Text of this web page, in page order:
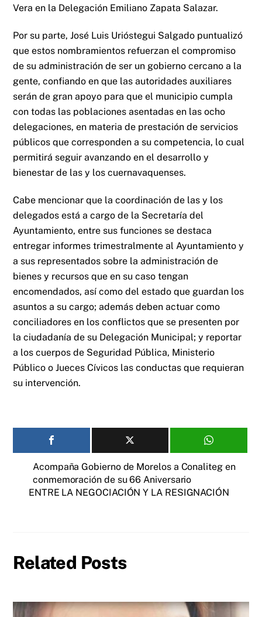
Vera en la Delegación Emiliano Zapata Salazar.
Por su parte, José Luis Urióstegui Salgado puntualizó
que estos nombramientos refuerzan el compromiso
de su administración de ser un gobierno cercano a la
gente, confiando en que las autoridades auxiliares
serán de gran apoyo para que el municipio cumpla
con todas las poblaciones asentadas en las ocho
delegaciones, en materia de prestación de servicios
públicos que corresponden a su competencia, lo cual
permitirá seguir avanzando en el desarrollo y
bienestar de las y los cuernavaquenses.
Cabe mencionar que la coordinación de las y los
delegados está a cargo de la Secretaría del
Ayuntamiento, entre sus funciones se destaca
entregar informes trimestralmente al Ayuntamiento y
a sus representados sobre la administración de
bienes y recursos que en su caso tengan
encomendados, así como del estado que guardan los
asuntos a su cargo; además deben actuar como
conciliadores en los conflictos que se presenten por
la ciudadanía de su Delegación Municipal; y reportar
a los cuerpos de Seguridad Pública, Ministerio
Público o Jueces Cívicos las conductas que requieran
su intervención.
Acompaña Gobierno de Morelos a Conaliteg en
conmemoración de su 66 Aniversario
ENTRE LA NEGOCIACIÓN Y LA RESIGNACIÓN
Related Posts